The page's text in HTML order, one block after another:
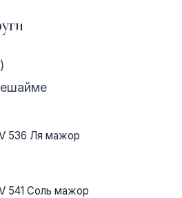
536 Ля мажор
541 Соль мажор